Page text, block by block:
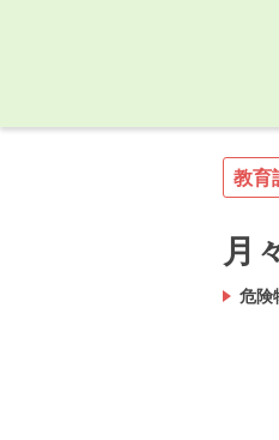
教育
月
危険